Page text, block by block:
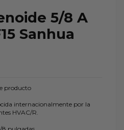
5/8 A
Sanhua
producto
internacionalmente por la
HVAC/R.